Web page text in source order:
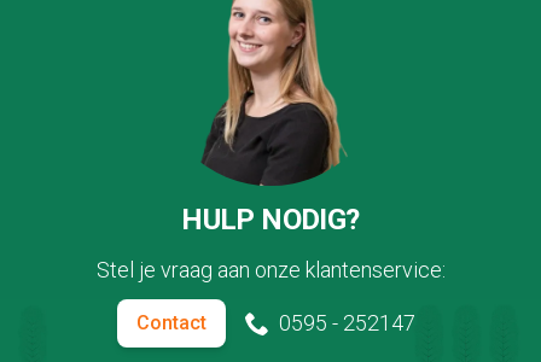
HULP NODIG?
Stel je vraag aan onze klantenservice:
Contact 0595 - 252147